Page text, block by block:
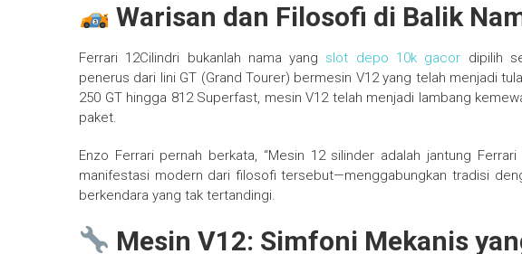
Warisan dan Filosofi di Balik
Ferrari 12Cilindri bukanlah nama yang slot depo 10k gacor dipilih
penerus dari lini GT (Grand Tourer) bermesin V12 yang telah menjadi
250 GT hingga 812 Superfast, mesin V12 telah menjadi lambang
paket.
Enzo Ferrari pernah berkata, “Mesin 12 silinder adalah jantung
manifestasi modern dari filosofi tersebut—menggabungkan tradisi
berkendara yang tak tertandingi.
Mesin V12: Simfoni Mekanis